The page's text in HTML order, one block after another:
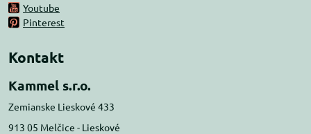
Youtube
Pinterest
Kontakt
Kammel s.r.o.
Zemianske Lieskové 433
913 05 Melčice - Lieskové